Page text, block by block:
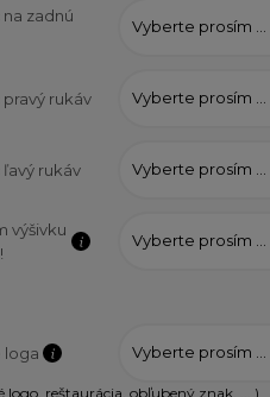
zadnú
Vyberte prosím ...
pravý rukáv Vyberte prosím ...
ľavý rukáv Vyberte prosím ...
výšivku
Vyberte prosím ...
loga Vyberte prosím ...
logo, reštaurácia, obľubený znak, ... )